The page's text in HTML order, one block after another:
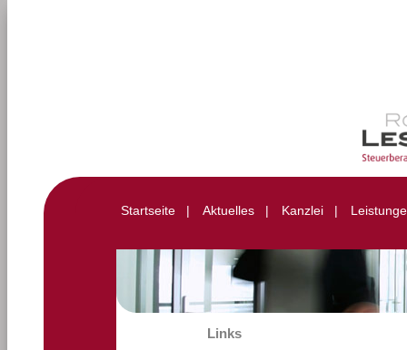
Startseite | Aktuelles | Kanzlei |
Links